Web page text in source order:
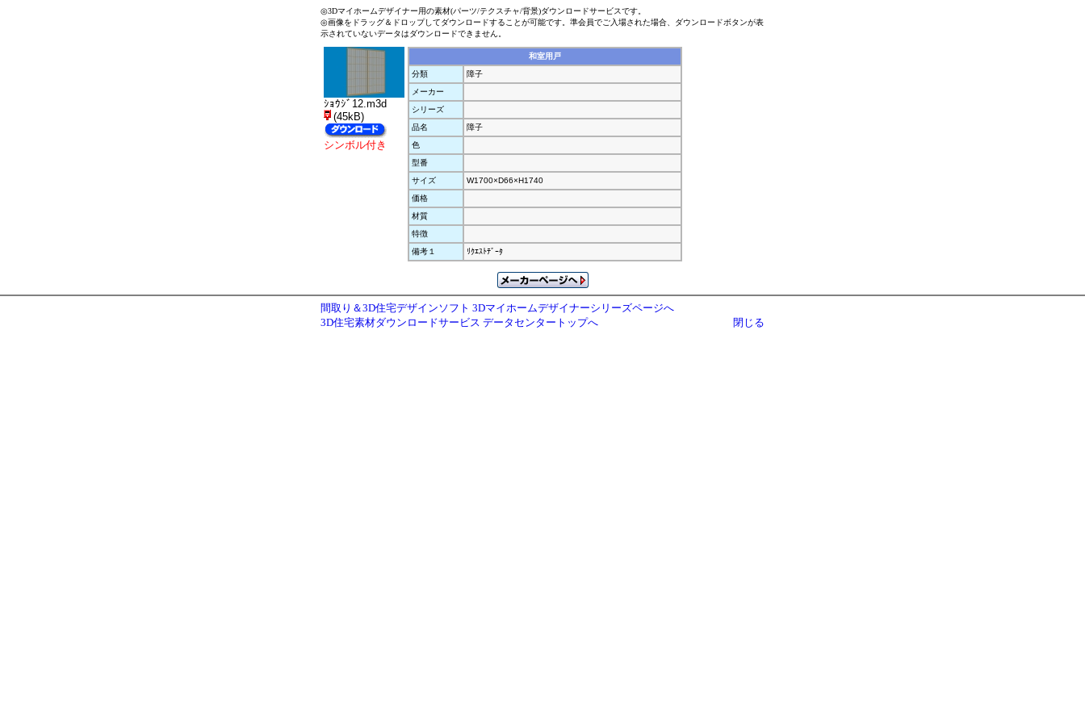
◎3Dマイホームデザイナー用の素材(パーツ/テクスチャ/背景)ダウンロードサービスです。
◎画像をドラッグ＆ドロップしてダウンロードすることが可能です。準会員でご入場された場合、ダウンロードボタンが表
示されていないデータはダウンロードできません。
ｼｮｳｼﾞ12.m3d
(45kB)
シンボル付き
和室用戸
分類
障子
メーカー
シリーズ
品名
障子
色
型番
サイズ
W1700×D66×H1740
価格
材質
特徴
備考１
ﾘｸｴｽﾄﾃﾞｰﾀ
間取り＆3D住宅デザインソフト 3Dマイホームデザイナーシリーズページへ
3D住宅素材ダウンロードサービス データセンタートップへ
閉じる